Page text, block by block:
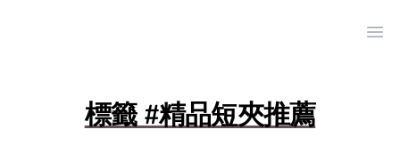
標籤 #精品短夾推薦